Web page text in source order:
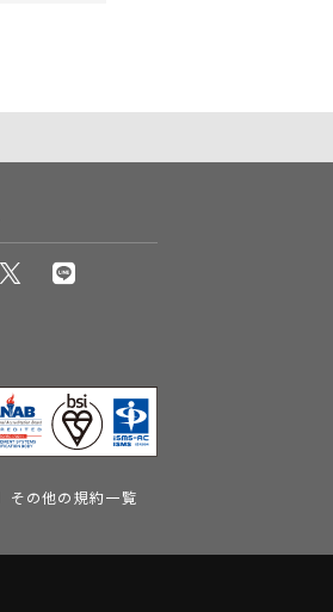
その他の規約一覧